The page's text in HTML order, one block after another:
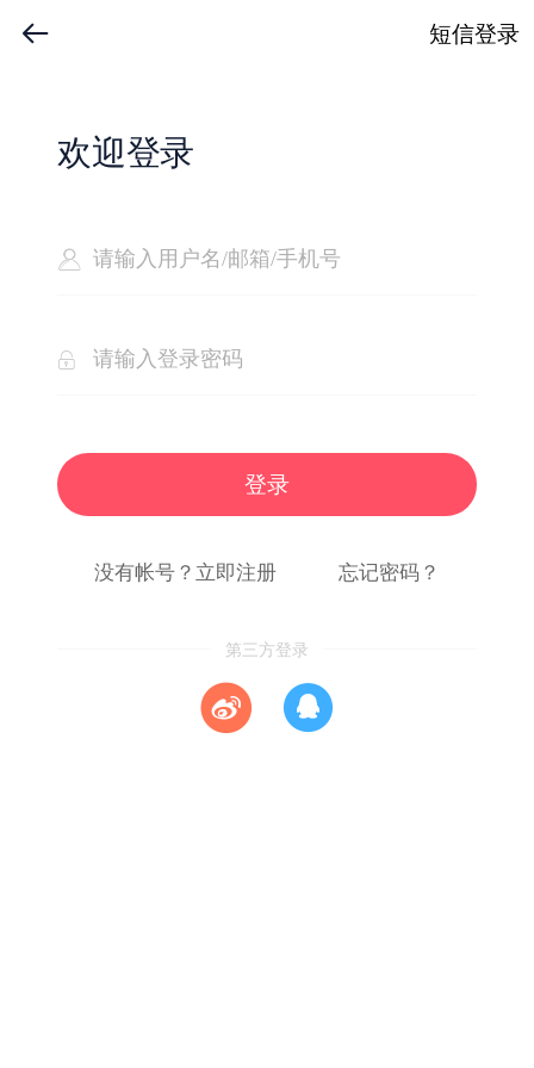
短信登录
欢迎登录
登录
没有帐号？立即注册 忘记密码？
第三方登录